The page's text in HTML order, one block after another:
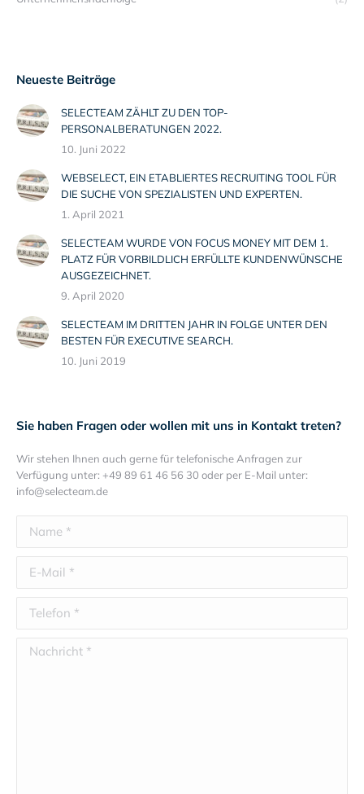
Neueste Beiträge
SELECTEAM ZÄHLT ZU DEN TOP-
PERSONALBERATUNGEN 2022.
10. Juni 2022
WEBSELECT, EIN ETABLIERTES RECRUITING TOOL FÜR
DIE SUCHE VON SPEZIALISTEN UND EXPERTEN.
1. April 2021
SELECTEAM WURDE VON FOCUS MONEY MIT DEM 1.
PLATZ FÜR VORBILDLICH ERFÜLLTE KUNDENWÜNSCHE
AUSGEZEICHNET.
9. April 2020
SELECTEAM IM DRITTEN JAHR IN FOLGE UNTER DEN
BESTEN FÜR EXECUTIVE SEARCH.
10. Juni 2019
Sie haben Fragen oder wollen mit uns in Kontakt treten?
Wir stehen Ihnen auch gerne für telefonische Anfragen zur
Verfügung unter: +49 89 61 46 56 30 oder per E-Mail unter:
info@selecteam.de